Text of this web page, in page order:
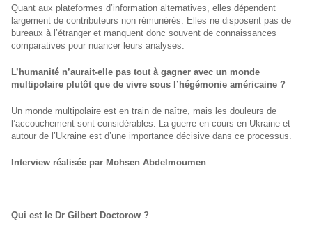
Quant aux plateformes d’information alternatives, elles dépendent
largement de contributeurs non rémunérés. Elles ne disposent pas de
bureaux à l’étranger et manquent donc souvent de connaissances
comparatives pour nuancer leurs analyses.
L’humanité n’aurait-elle pas tout à gagner avec un monde
multipolaire plutôt que de vivre sous l’hégémonie américaine ?
Un monde multipolaire est en train de naître, mais les douleurs de
l’accouchement sont considérables. La guerre en cours en Ukraine et
autour de l’Ukraine est d’une importance décisive dans ce processus.
Interview réalisée par Mohsen Abdelmoumen
Qui est le Dr Gilbert Doctorow ?